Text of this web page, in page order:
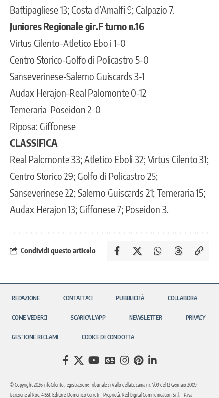
Battipagliese 13; Costa d’Amalfi 9; Calpazio 7.
Juniores Regionale gir.F turno n.16
Virtus Cilento-Atletico Eboli 1-0
Centro Storico-Golfo di Policastro 5-0
Sanseverinese-Salerno Guiscards 3-1
Audax Herajon-Real Palomonte 0-12
Temeraria-Poseidon 2-0
Riposa: Giffonese
CLASSIFICA
Real Palomonte 33; Atletico Eboli 32; Virtus Cilento 31;
Centro Storico 29; Golfo di Policastro 25;
Sanseverinese 22; Salerno Guiscards 21; Temeraria 15;
Audax Herajon 13; Giffonese 7; Poseidon 3.
Condividi questo articolo
REDAZIONE CONTATTACI PUBBLICITÀ COLLABORA
COME VEDERCI SCARICA L’APP NEWSLETTER PRIVACY
GESTIONE RECLAMI CODICE DI CONDOTTA
© Copyright 2026 InfoCilento, registrazione Tribunale di Vallo della Lucania nr. 1/09 del 12 Gennaio 2009.
Iscrizione al Roc: 41551. Editore: Domenico Cerruti – Proprietà: Red Digital Communication S.r.l. – P.iva